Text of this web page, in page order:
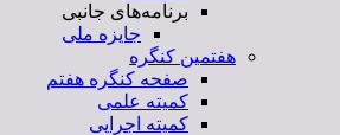
برنامه‌های جانبی
جایزه ملی
هفتمین کنگره
صفحه کنگره هفتم
کمیته علمی
کمیته اجرایی